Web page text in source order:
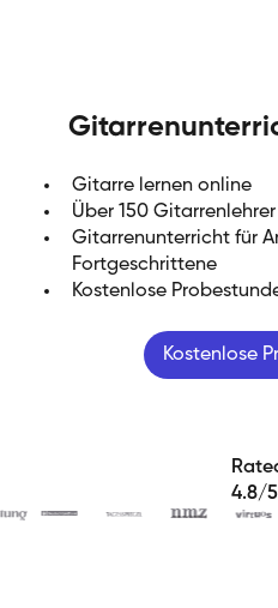
Gitarre lernen online
Über 150
Gitarrenunterricht für
Fortgeschrittene
Kostenlose
Kostenlose
4.8/5